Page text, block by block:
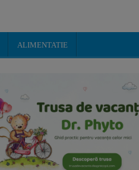
ALIMENTATIE